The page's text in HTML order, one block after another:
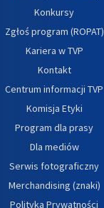
Konkursy
Zgłoś program (ROPAT)
Kariera w TVP
Kontakt
Centrum informacji TVP
Komisja Etyki
Program dla prasy
Dla mediów
Serwis fotograficzny
Merchandising (znaki)
Polityka Prywatności